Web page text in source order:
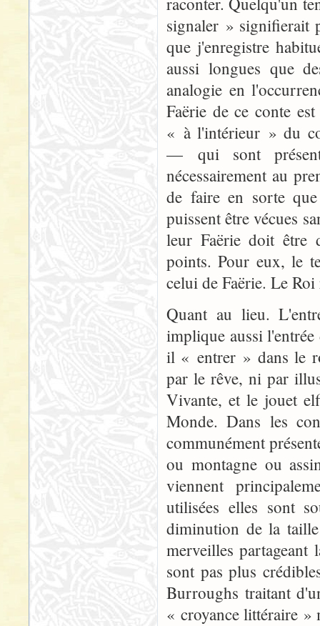
signaler » signifierait
que j'enregistre
aussi longues que
analogie en
Faërie de ce conte
« à l'intérieur » du
— qui sont
nécessairement au
de faire en sorte que
puissent être vécues
leur Faërie doit être
points. Pour eux, le
celui de Faërie. Le
Quant au lieu.
implique aussi
il « entrer » dans le
par le rêve, ni par
Vivante, et le jouet
Monde. Dans les
communément
ou montagne ou
viennent
utilisées elles sont
diminution de la
merveilles
sont pas plus
Burroughs traitant
« croyance littéraire »